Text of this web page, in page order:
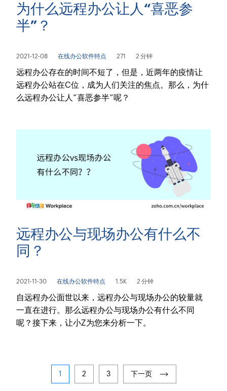
为什么远程办公让人“喜恶参
半”？
2021-12-08 在线办公软件特点 271 2 分钟
远程办公存在的时间不短了，但是，近两年的疫情让
远程办公站在C位，成为人们关注的焦点。那么，为什
么远程办公让人“喜恶参半”呢？
远程办公与现场办公有什么不
同？
2021-11-30 在线办公软件特点 1.5K 2 分钟
自远程办公面世以来，远程办公与现场办公的较量就
一直在进行。那么远程办公与现场办公有什么不同
呢？接下来，让小Z为您来分析一下。
1 2 3 下一页